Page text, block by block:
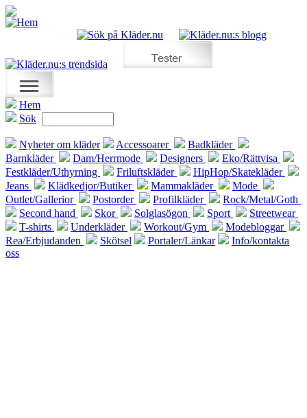
Hem
Sök
Nyheter om kläder Accessoarer
Badkläder
Barnkläder
Dam/Herrmode Designers
Eko/Rättvisa
Festkläder/Uthyrning
Friluftskläder
HipHop/Skatekläder
Jeans
Klädkedjor/Butiker Mammakläder
Mode
Outlet/Gallerior
Postorder Profilkläder
Rock/Metal/Goth
Second hand
Skor Solglasögon Sport
Streetwear
T-shirts
Underkläder Workout/Gym
Modebloggar
Rea/Erbjudanden
Skötsel Portaler/Länkar
Info/kontakta
oss